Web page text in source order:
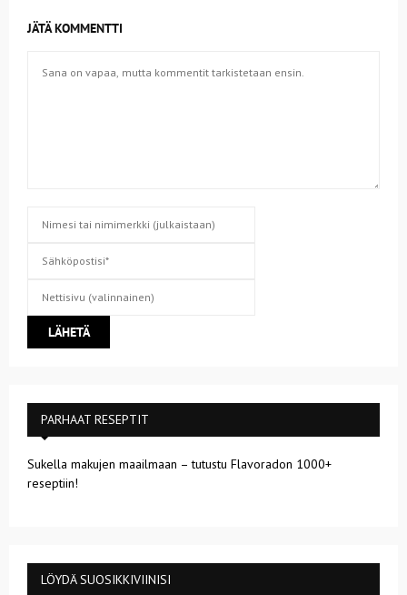
JÄTÄ KOMMENTTI
PARHAAT RESEPTIT
Sukella makujen maailmaan – tutustu Flavoradon 1000+
reseptiin!
LÖYDÄ SUOSIKKIVIINISI